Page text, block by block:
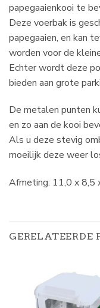
papegaaienkooi te
Deze voerbak is
papegaaien, en kan
worden voor de
Echter wordt deze
bieden aan grote
De metalen punten
en zo aan de kooi
Als u deze stevig
moeilijk deze weer
Afmeting: 11,0 x 8,5
GERELATEERDE